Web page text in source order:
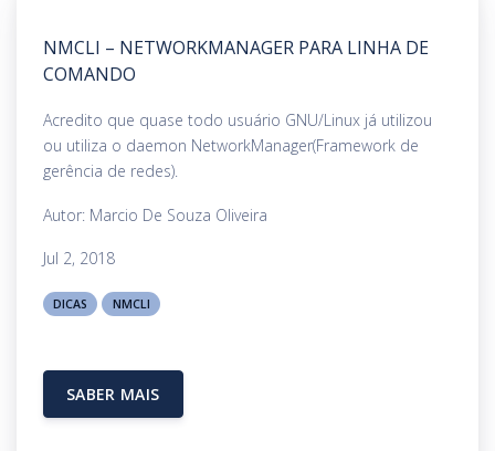
NMCLI – NETWORKMANAGER PARA LINHA DE
COMANDO
Acredito que quase todo usuário GNU/Linux já utilizou
ou utiliza o daemon NetworkManager(Framework de
gerência de redes).
Autor: Marcio De Souza Oliveira
Jul 2, 2018
DICAS NMCLI
SABER MAIS